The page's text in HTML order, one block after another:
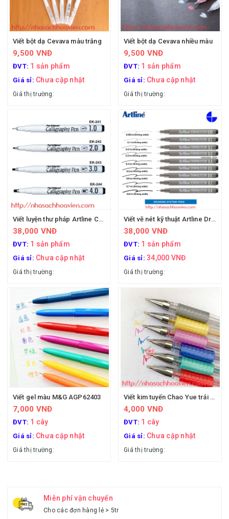
Viết bột dạ Cevava màu trắng
9,500 VNĐ
ĐVT: 1 sản phẩm
Giá sỉ: Chưa cập nhật
Giá thị trường:
Viết bột dạ Cevava nhiều màu
9,500 VNĐ
ĐVT: 1 sản phẩm
Giá sỉ: Chưa cập nhật
Giá thị trường:
Viết luyện thư pháp Artline Calligraphy Pen
38,000 VNĐ
ĐVT: 1 sản phẩm
Giá sỉ: Chưa cập nhật
Giá thị trường:
Viết vẽ nét kỹ thuật Artline Drawing System Pens
38,000 VNĐ
ĐVT: 1 sản phẩm
Giá sỉ: 34,000 VNĐ
Giá thị trường:
Viết gel màu M&G AGP62403
7,000 VNĐ
ĐVT: 1 cây
Giá sỉ: Chưa cập nhật
Giá thị trường:
Viết kim tuyến Chao Yue trái cây
4,000 VNĐ
ĐVT: 1 cây
Giá sỉ: Chưa cập nhật
Giá thị trường:
Miễn phí vận chuyển
Cho các đơn hàng lẻ > 5tr